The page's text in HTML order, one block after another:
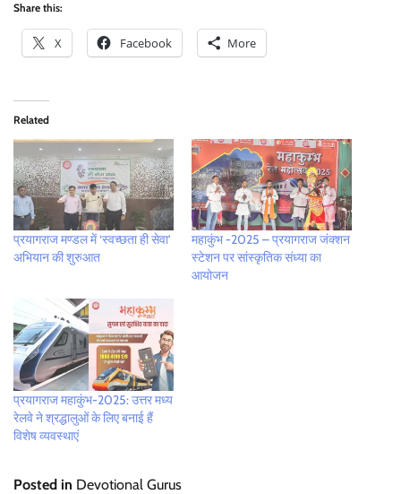
Share this:
X Facebook More
Related
प्रयागराज मण्डल में ‘स्वच्छता ही सेवा’
अभियान की शुरुआत
महाकुंभ -2025 – प्रयागराज जंक्शन
स्टेशन पर सांस्कृतिक संध्या का
आयोजन
प्रयागराज महाकुंभ-2025: उत्तर मध्य
रेलवे ने श्रद्धालुओं के लिए बनाई हैं
विशेष व्यवस्थाएं
Posted in Devotional Gurus